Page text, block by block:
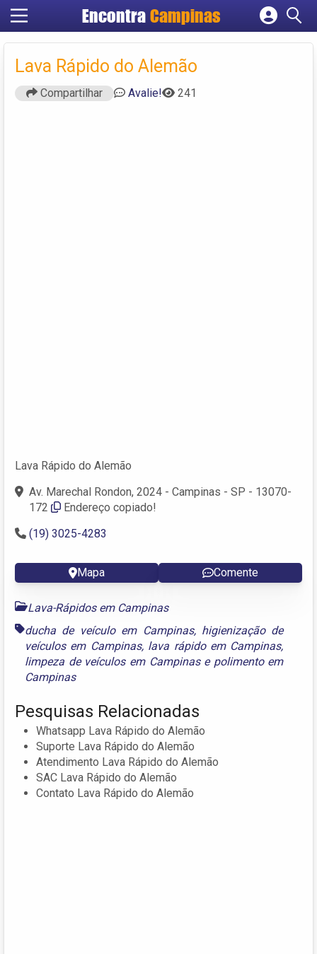
Encontra Campinas
Cadastrar empresa
Fazer login
Criar conta
Lava Rápido do Alemão
Compartilhar Avalie! 241
Lava Rápido do Alemão
Av. Marechal Rondon, 2024 - Campinas - SP - 13070-
172
Endereço copiado!
(19) 3025-4283
Mapa Comente
Lava-Rápidos em Campinas
ducha de veículo em Campinas, higienização de
veículos em Campinas, lava rápido em Campinas,
limpeza de veículos em Campinase polimento em
Campinas
Pesquisas Relacionadas
Whatsapp Lava Rápido do Alemão
Suporte Lava Rápido do Alemão
Atendimento Lava Rápido do Alemão
SAC Lava Rápido do Alemão
Contato Lava Rápido do Alemão